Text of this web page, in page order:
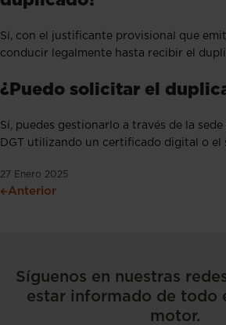
Sí, con el justificante provisional que
conducir legalmente hasta recibir el
¿Puedo solicitar el
Sí, puedes gestionarlo a través de la
DGT utilizando un certificado digital o el
27 Enero 2025
Anterior
Síguenos en nuestras
estar informado de todo
motor.